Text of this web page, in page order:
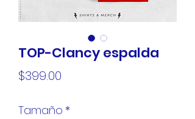
TOP-Clancy espalda
$399.00
Tamaño *